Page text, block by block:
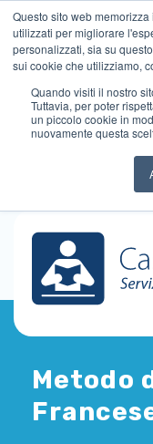
Questo sito web
utilizzati per migliorare
personalizzati, sia su
sui cookie che utilizziamo,
Quando visiti il ​​nostro
Tuttavia, per poter
un piccolo cookie in
nuovamente questa
Metodo